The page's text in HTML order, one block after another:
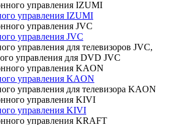
управления IZUMI
управления JVC
управления для телевизоров JVC,
управления для DVD JVC
управления KAON
управления для телевизора KAON
управления KIVI